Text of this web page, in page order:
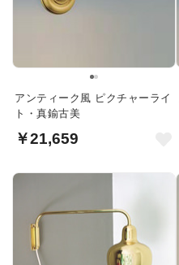
アンティーク風 ピクチャーライ
ト・真鍮古美
￥21,659